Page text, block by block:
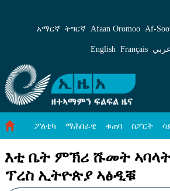
እቲ ቤት ምኽሪ ሹመት ኣባላት
አማርኛ ትግርኛ Afaan Oromoo
English Français عربي
ፖለቲካ ማሕበራዊ ቁጠባ ስፖርት
እቲ ቤት ምኽሪ ሹመት
ፕረስ ኢትዮጵያ ኣፅዲቑ